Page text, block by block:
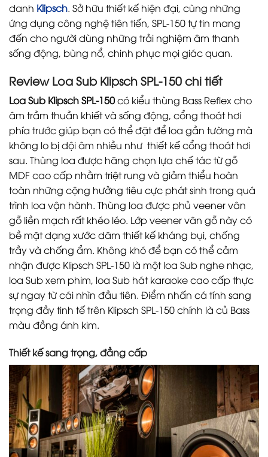
danh Klipsch. Sở hữu thiết kế hiện đại, cùng những
ứng dụng công nghệ tiên tiến, SPL-150 tự tin mang
đến cho người dùng những trải nghiệm âm thanh
sống động, bùng nổ, chinh phục mọi giác quan.
Review Loa Sub Klipsch SPL-150 chi tiết
Loa Sub Klipsch SPL-150có kiểu thùng Bass Reflex cho
âm trầm thuần khiết và sống động, cổng thoát hơi
phía trước giúp bạn có thể đặt để loa gần tường mà
không lo bị dội âm nhiều như thiết kế cổng thoát hơi
sau. Thùng loa được hãng chọn lựa chế tác từ gỗ
MDF cao cấp nhằm triệt rung và giảm thiểu hoàn
toàn những cộng hưởng tiêu cực phát sinh trong quá
trình loa vận hành. Thùng loa được phủ veener vân
gỗ liền mạch rất khéo léo. Lớp veener vân gỗ này có
bề mặt dạng xước dăm thiết kế kháng bụi, chống
trầy và chống ẩm. Không khó để bạn có thể cảm
nhận được Klipsch SPL-150 là một loa Sub nghe nhạc,
loa Sub xem phim, loa Sub hát karaoke cao cấp thực
sự ngay từ cái nhìn đầu tiên. Điểm nhấn cá tính sang
trọng đầy tinh tế trên Klipsch SPL-150 chính là củ Bass
màu đồng ánh kim.
Thiết kế sang trọng, đẳng cấp